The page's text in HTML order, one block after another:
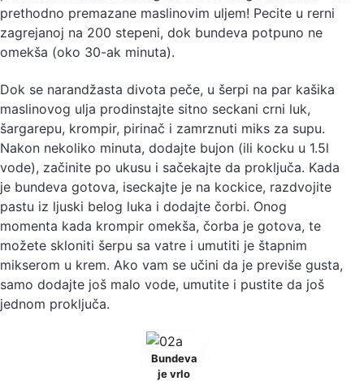
prethodno premazane maslinovim uljem! Pecite u rerni
zagrejanoj na 200 stepeni, dok bundeva potpuno ne
omekša (oko 30-ak minuta).
Dok se narandžasta divota peče, u šerpi na par kašika
maslinovog ulja prodinstajte sitno seckani crni luk,
šargarepu, krompir, pirinač i zamrznuti miks za supu.
Nakon nekoliko minuta, dodajte bujon (ili kocku u 1.5l
vode), začinite po ukusu i sačekajte da proključa. Kada
je bundeva gotova, iseckajte je na kockice, razdvojite
pastu iz ljuski belog luka i dodajte čorbi. Onog
momenta kada krompir omekša, čorba je gotova, te
možete skloniti šerpu sa vatre i umutiti je štapnim
mikserom u krem. Ako vam se učini da je previše gusta,
samo dodajte još malo vode, umutite i pustite da još
jednom proključa.
Bundeva
je vrlo